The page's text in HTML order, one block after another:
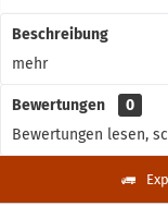
Beschreibung
mehr
Bewertungen
0
Bewertungen lesen,